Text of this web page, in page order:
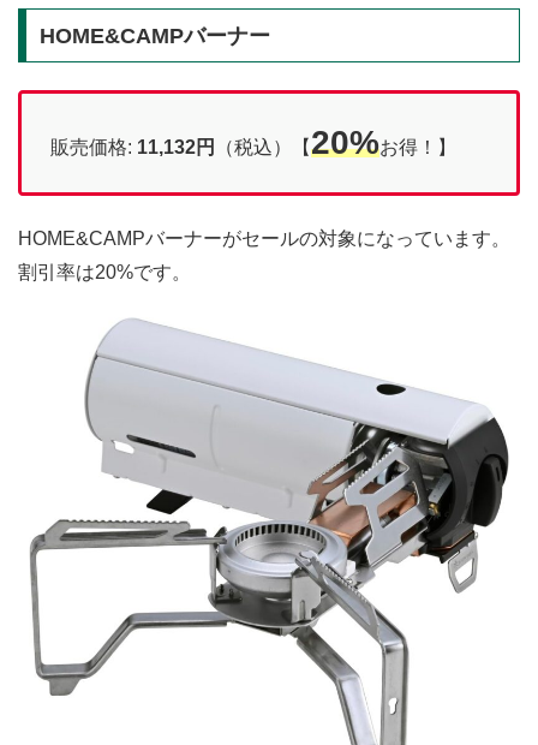
HOME&CAMPバーナー
販売価格: 11,132円 （税込）【20%お得！】
HOME&CAMPバーナーがセールの対象になっています。
割引率は20%です。